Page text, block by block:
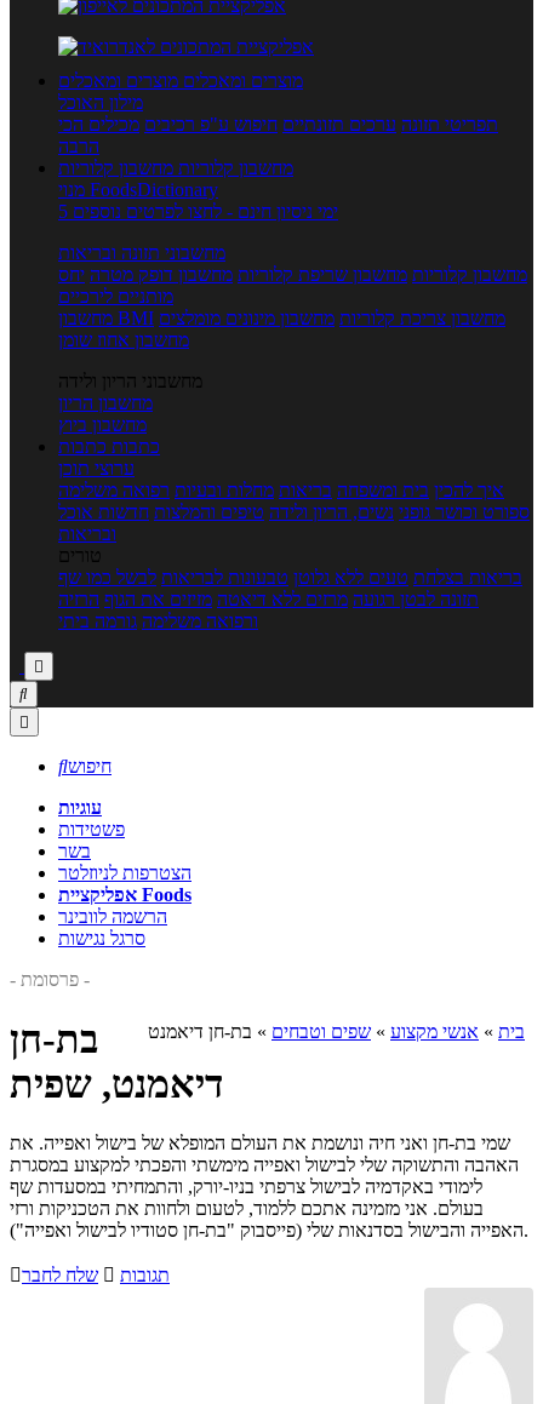
מוצרים ומאכלים מוצרים ומאכלים
מילון האוכל
תפריטי תזונה ערכים תזונתיים חיפוש ע"פ רכיבים מכילים הכי
הרבה
מחשבון קלוריות מחשבון קלוריות
מנוי FoodsDictionary
5 ימי ניסיון חינם - לחצו לפרטים נוספים
מחשבוני תזונה ובריאות
מחשבון קלוריות מחשבון שריפת קלוריות מחשבון דופק מטרה יחס
מותניים לירכיים
מחשבון BMI
מחשבון צריכת קלוריות מחשבון מינונים מומלצים
מחשבון אחוז שומן
מחשבוני הריון ולידה
מחשבון הריון
מחשבון ביוץ
כתבות כתבות
ערוצי תוכן
איך להכין בית ומשפחה בריאות מחלות ובעיות רפואה משלימה
ספורט וכושר גופני נשים, הריון ולידה טיפים והמלצות חדשות אוכל
ובריאות
טורים
בריאות בצלחת טעים ללא גלוטן טבעונות לבריאות לבשל כמו שף
תזונה לבטן רגועה מרזים ללא דיאטה מזיזים את הגוף הרזיה
ורפואה משלימה גורמה ביתי



חיפוש
עוגיות
פשטידות
בשר
הצטרפות לניוזלטר
אפליקציית Foods
הרשמה לוובינר
סרגל נגישות
- פרסומת -
בית » אנשי מקצוע » שפים וטבחים » בת-חן דיאמנט
בת-חן
דיאמנט, שפית
שמי בת-חן ואני חיה ונושמת את העולם המופלא של בישול ואפייה. את
האהבה והתשוקה שלי לבישול ואפייה מימשתי והפכתי למקצוע במסגרת
לימודי באקדמיה לבישול צרפתי בניו-יורק, והתמחיתי במסעדות שף
בעולם. אני מזמינה אתכם ללמוד, לטעום ולחוות את הטכניקות ורזי
האפייה והבישול בסדנאות שלי (פייסבוק "בת-חן סטודיו לבישול ואפייה").
שלח לחבר  תגובות